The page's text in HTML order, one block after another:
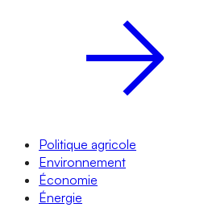
Politique agricole
Environnement
Économie
Énergie